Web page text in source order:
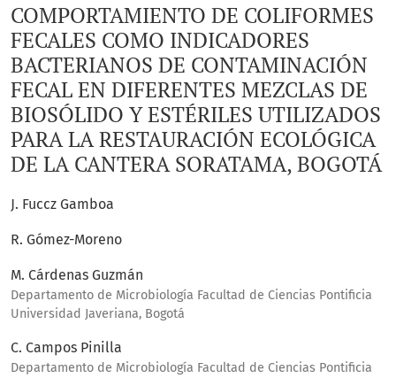
COMPORTAMIENTO DE COLIFORMES
FECALES COMO INDICADORES
BACTERIANOS DE CONTAMINACIÓN
FECAL EN DIFERENTES MEZCLAS DE
BIOSÓLIDO Y ESTÉRILES UTILIZADOS
PARA LA RESTAURACIÓN ECOLÓGICA
DE LA CANTERA SORATAMA, BOGOTÁ
J. Fuccz Gamboa
R. Gómez-Moreno
M. Cárdenas Guzmán
Departamento de Microbiología Facultad de Ciencias Pontificia
Universidad Javeriana, Bogotá
C. Campos Pinilla
Departamento de Microbiología Facultad de Ciencias Pontificia